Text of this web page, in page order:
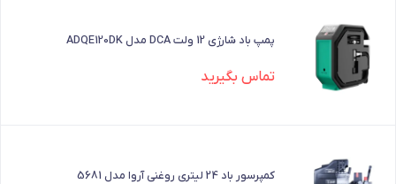
پمپ باد شارژی 12 ولت DCA مدل ADQE120DK
تماس بگیرید
کمپرسور باد 24 لیتری روغنی آروا مدل 5681